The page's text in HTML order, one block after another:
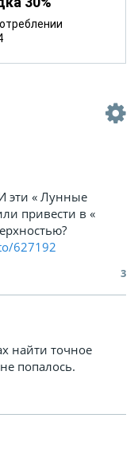
эти « Лунные
привести в «
627192
3
найти точное
попалось.